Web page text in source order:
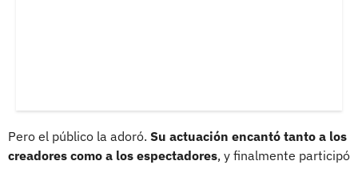
Pero el público la adoró. Su actuación encantó tanto a los
creadores como a los espectadores, y finalmente participó